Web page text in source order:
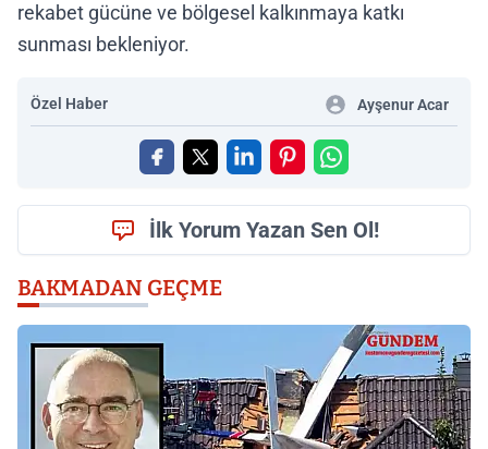
rekabet gücüne ve bölgesel kalkınmaya katkı
sunması bekleniyor.
Özel Haber Ayşenur Acar
İlk Yorum Yazan Sen Ol!
BAKMADAN GEÇME